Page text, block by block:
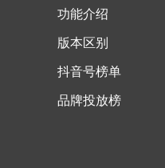
功能介绍
版本区别
抖音号榜单
品牌投放榜